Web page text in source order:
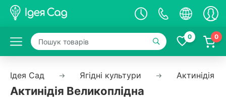
0 0
Ідея Сад Ягідні культури Актинідія
Актинідія Великоплідна